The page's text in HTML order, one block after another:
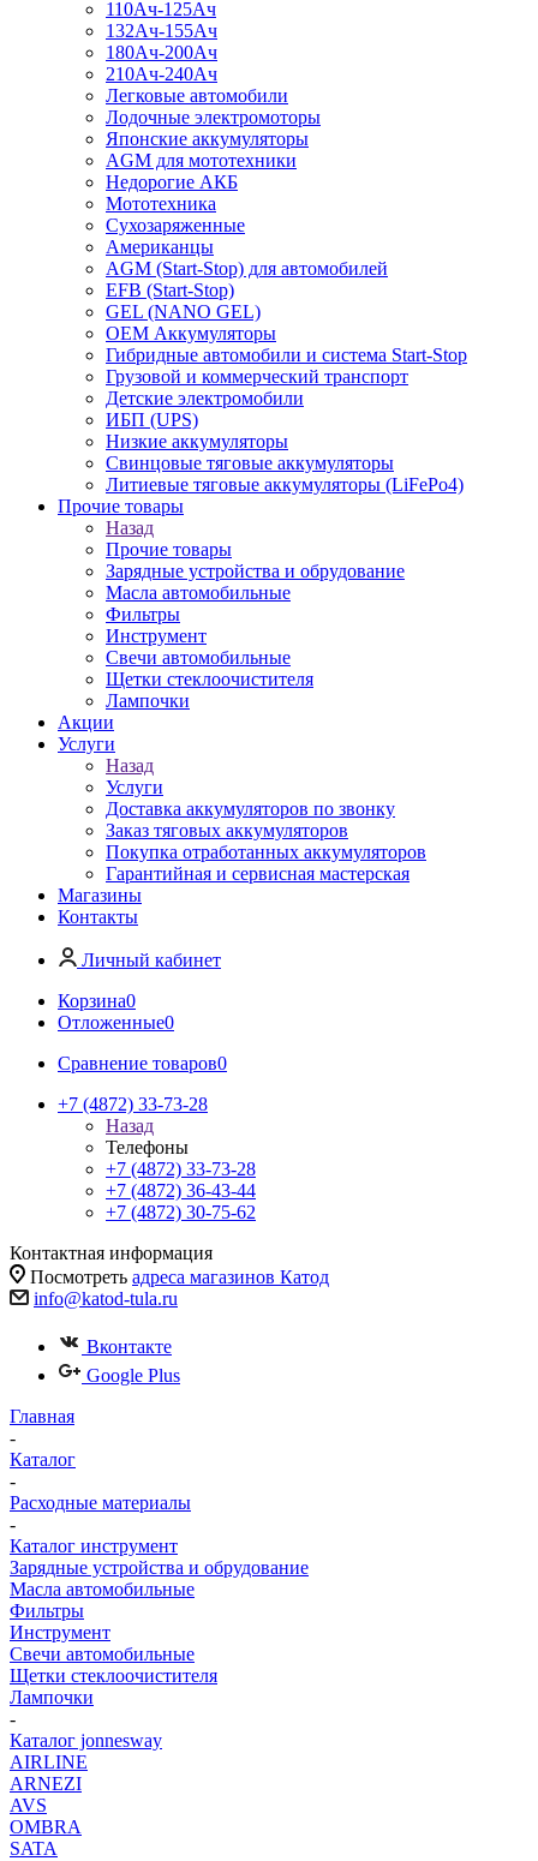
110Ач-125Ач
132Ач-155Ач
180Ач-200Ач
210Ач-240Ач
Легковые автомобили
Лодочные электромоторы
Японские аккумуляторы
AGM для мототехники
Недорогие АКБ
Мототехника
Сухозаряженные
Американцы
AGM (Start-Stop) для автомобилей
EFB (Start-Stop)
GEL (NANO GEL)
OEM Аккумуляторы
Гибридные автомобили и система Start-Stop
Грузовой и коммерческий транспорт
Детские электромобили
ИБП (UPS)
Низкие аккумуляторы
Свинцовые тяговые аккумуляторы
Литиевые тяговые аккумуляторы (LiFePo4)
Прочие товары
Назад
Прочие товары
Зарядные устройства и обрудование
Масла автомобильные
Фильтры
Инструмент
Свечи автомобильные
Щетки стеклоочистителя
Лампочки
Акции
Услуги
Назад
Услуги
Доставка аккумуляторов по звонку
Заказ тяговых аккумуляторов
Покупка отработанных аккумуляторов
Гарантийная и сервисная мастерская
Магазины
Контакты
Личный кабинет
Корзина0
Отложенные0
Сравнение товаров0
+7 (4872) 33-73-28
Назад
Телефоны
+7 (4872) 33-73-28
+7 (4872) 36-43-44
+7 (4872) 30-75-62
Контактная информация
Посмотреть адреса магазинов Катод
info@katod-tula.ru
Вконтакте
Google Plus
Главная
-
Каталог
-
Расходные материалы
-
Каталог инструмент
Зарядные устройства и обрудование
Масла автомобильные
Фильтры
Инструмент
Свечи автомобильные
Щетки стеклоочистителя
Лампочки
-
Каталог jonnesway
AIRLINE
ARNEZI
AVS
OMBRA
SATA